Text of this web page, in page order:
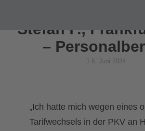
Stefan F.,
–
Posted
6. Juni 2024
„Ich hatte mich wegen eines
Tarifwechsels in der PKV an